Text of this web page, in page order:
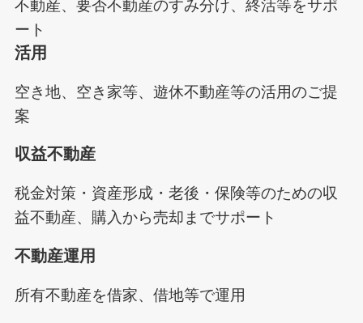
不動産、要否不動産のすみ分け、終活等をサポ
ート
活用
空き地、空き家等、遊休不動産等の活用のご提
案
収益不動産
税金対策・資産形成・老後・保険等のための収
益不動産、購入から売却までサポート
不動産運用
所有不動産を借家、借地等で運用